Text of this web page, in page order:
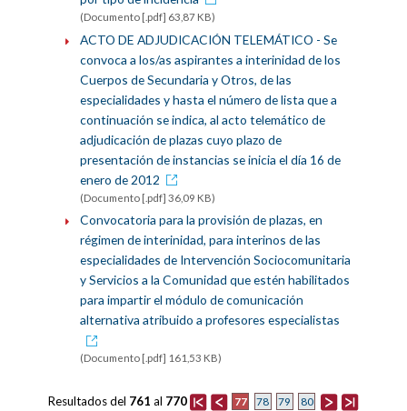
(Documento [.pdf] 63,87 KB)
ACTO DE ADJUDICACIÓN TELEMÁTICO - Se
convoca a los/as aspirantes a interinidad de los
Cuerpos de Secundaria y Otros, de las
especialidades y hasta el número de lista que a
continuación se indica, al acto telemático de
adjudicación de plazas cuyo plazo de
presentación de instancias se inicia el día 16 de
enero de 2012
(Documento [.pdf] 36,09 KB)
Convocatoria para la provisión de plazas, en
régimen de interinidad, para interinos de las
especialidades de Intervención Sociocomunitaria
y Servicios a la Comunidad que estén habilitados
para impartir el módulo de comunicación
alternativa atribuido a profesores especialistas
(Documento [.pdf] 161,53 KB)
77 78 79 80
Resultados del 761 al 770